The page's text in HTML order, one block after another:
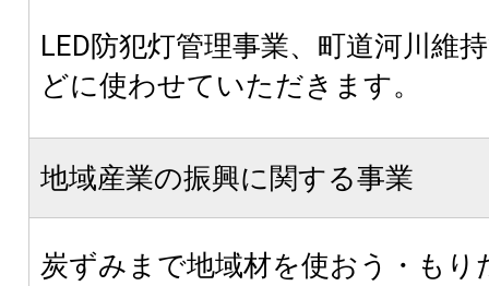
LED防犯灯管理事業、町道河川維
どに使わせていただきます。
地域産業の振興に関する事業
炭ずみまで地域材を使おう・もり